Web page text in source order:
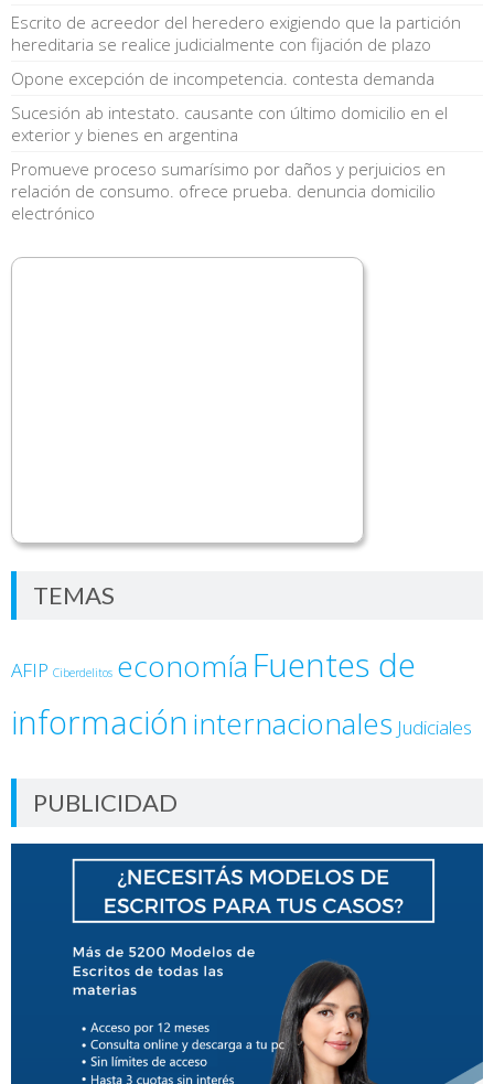
Escrito de acreedor del heredero exigiendo que la partición
hereditaria se realice judicialmente con fijación de plazo
Opone excepción de incompetencia. contesta demanda
Sucesión ab intestato. causante con último domicilio en el
exterior y bienes en argentina
Promueve proceso sumarísimo por daños y perjuicios en
relación de consumo. ofrece prueba. denuncia domicilio
electrónico
TEMAS
AFIP Ciberdelitos economía Fuentes de
informacióninternacionales Judiciales
PUBLICIDAD